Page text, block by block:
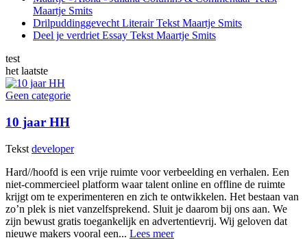
Maartje Smits
Drilpudding​gevecht Literair Tekst Maartje Smits
Deel je verdriet Essay Tekst Maartje Smits
test
het laatste
Geen categorie
10 jaar HH
Tekst developer
Hard//hoofd is een vrije ruimte voor verbeelding en verhalen. Een
niet-commercieel platform waar talent online en offline de ruimte
krijgt om te experimenteren en zich te ontwikkelen. Het bestaan van
zo’n plek is niet vanzelfsprekend. Sluit je daarom bij ons aan. We
zijn bewust gratis toegankelijk en advertentievrij. Wij geloven dat
nieuwe makers vooral een... Lees meer